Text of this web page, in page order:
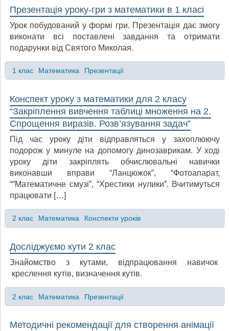
Презентація уроку-гри з математики в 1 класі
Урок побудований у формі гри. Презентація дає змогу
виконати всі поставлені завдання та отримати
подарунки від Святого Миколая.
1 клас Математика Презентації
Конспект уроку з математики для 2 класу
“Закріплення вивчення таблиці множення на 2.
Спрощення виразів. Розв’язування задач”
Під час уроку діти відправляться у захоплюючу
подорож у минуле на допомогу динозаврикам. У ході
уроку діти закріплять обчислювальні навички
виконавши вправи “Ланцюжок”, “Фотоапарат,
“”Математичне смузі”, “Хрестики нулики”. Вчитимуться
працювати […]
2 клас Математика Конспекти уроків
Досліджуємо кути 2 клас
Знайомство з кутами, відпрацювання навичок
креслення кутів, визначення кутів.
2 клас Математика Презентації
Методичні рекомендації для створення анімації